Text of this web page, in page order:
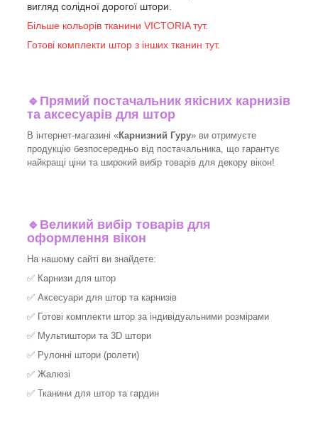
вигляд солідної дорогої штори.
Більше кольорів тканини VICTORIA тут.
Готові комплекти штор з інших тканин тут.
🔹 Прямий постачальник якісних карнизів
та аксесуарів для штор
В інтернет-магазині «Карнизний Гуру» ви отримуєте
продукцію безпосередньо від постачальника, що гарантує
найкращі ціни та широкий вибір товарів для декору вікон!​
🔹 Великий вибір товарів для
оформлення вікон
На нашому сайті ви знайдете:
✅ Карнизи для штор
✅ Аксесуари для штор та карнизів
✅ Готові комплекти штор за індивідуальними розмірами
✅ Мультиштори та 3D штори
✅ Рулонні штори (ролети)
✅ Жалюзі
✅ Тканини для штор та гардин